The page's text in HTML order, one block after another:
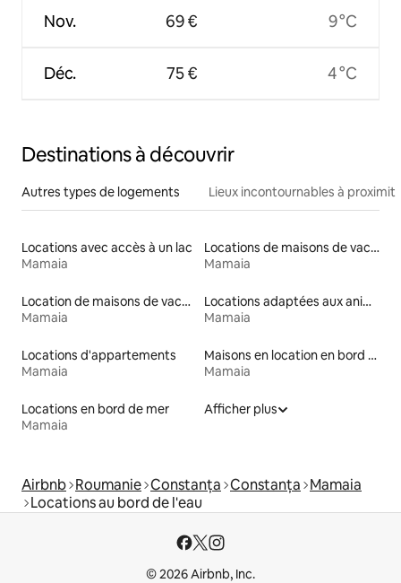
Nov.
Déc.
69 €
75 €
9 °C
4 °C
Destinations à découvrir
Autres types de logements Lieux incontournables à
Locations avec accès à un lac
Mamaia
Locations de maisons de vacances
Mamaia
Location de maisons de vacances
Mamaia
Locations adaptées aux animaux
Mamaia
Locations d'appartements
Mamaia
Maisons en location en bord de mer
Mamaia
Locations en bord de mer
Mamaia
Afficher plus
Airbnb Roumanie Constanța Constanța Mamaia
Locations au bord de l'eau
© 2026 Airbnb, Inc.